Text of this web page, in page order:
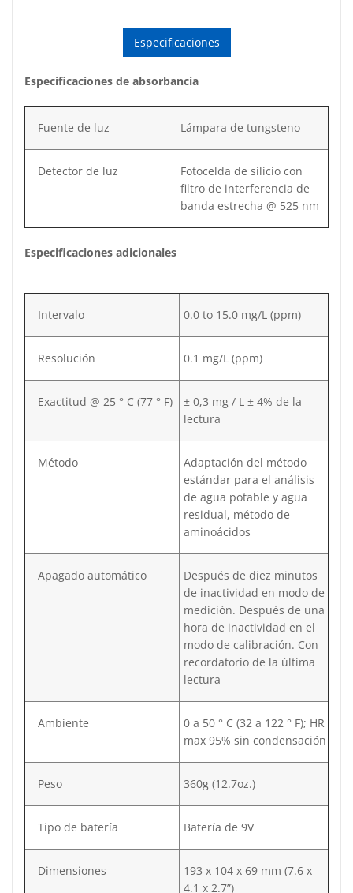
Especificaciones
Especificaciones de absorbancia
Fuente de luz Lámpara de tungsteno
Detector de luz
Fotocelda de silicio con
filtro de interferencia de
banda estrecha @ 525 nm
Especificaciones adicionales
Intervalo 0.0 to 15.0 mg/L (ppm)
Resolución 0.1 mg/L (ppm)
Exactitud @ 25 ° C (77 ° F)
± 0,3 mg / L ± 4% de la
lectura
Método
Adaptación del método
estándar para el análisis
de agua potable y agua
residual, método de
aminoácidos
Apagado automático
Después de diez minutos
de inactividad en modo de
medición. Después de una
hora de inactividad en el
modo de calibración. Con
recordatorio de la última
lectura
Ambiente
0 a 50 ° C (32 a 122 ° F); HR
max 95% sin condensación
Peso 360g (12.7oz.)
Tipo de batería Batería de 9V
Dimensiones
193 x 104 x 69 mm (7.6 x
4.1 x 2.7”)